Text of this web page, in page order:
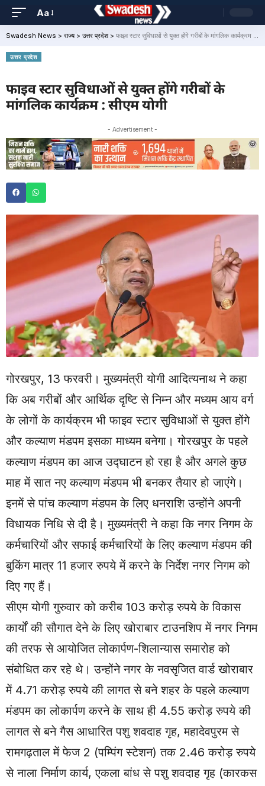
Aa
Swadesh News > राज्य> उत्तर प्रदेश> फाइव स्टार सुविधाओं से युक्त होंगे गरीबों के मांगलिक कार्यक्रम : सीएम योगी
उत्तर प्रदेश
फाइव स्टार सुविधाओं से युक्त होंगे गरीबों के
मांगलिक कार्यक्रम : सीएम योगी
- Advertisement -
गोरखपुर, 13 फरवरी। मुख्यमंत्री योगी आदित्यनाथ ने कहा
कि अब गरीबों और आर्थिक दृष्टि से निम्न और मध्यम आय वर्ग
के लोगों के कार्यक्रम भी फाइव स्टार सुविधाओं से युक्त होंगे
और कल्याण मंडपम इसका माध्यम बनेगा। गोरखपुर के पहले
कल्याण मंडपम का आज उद्घाटन हो रहा है और अगले कुछ
माह में सात नए कल्याण मंडपम भी बनकर तैयार हो जाएंगे।
इनमें से पांच कल्याण मंडपम के लिए धनराशि उन्होंने अपनी
विधायक निधि से दी है। मुख्यमंत्री ने कहा कि नगर निगम के
कर्मचारियों और सफाई कर्मचारियों के लिए कल्याण मंडपम की
बुकिंग मात्र 11 हजार रुपये में करने के निर्देश नगर निगम को
दिए गए हैं।
सीएम योगी गुरुवार को करीब 103 करोड़ रुपये के विकास
कार्यों की सौगात देने के लिए खोराबार टाउनशिप में नगर निगम
की तरफ से आयोजित लोकार्पण-शिलान्यास समारोह को
संबोधित कर रहे थे। उन्होंने नगर के नवसृजित वार्ड खोराबार
में 4.71 करोड़ रुपये की लागत से बने शहर के पहले कल्याण
मंडपम का लोकार्पण करने के साथ ही 4.55 करोड़ रुपये की
लागत से बने गैस आधारित पशु शवदाह गृह, महादेवपुरम से
रामगढ़ताल में फेज 2 (पम्पिंग स्टेशन) तक 2.46 करोड़ रुपये
से नाला निर्माण कार्य, एकला बांध से पशु शवदाह गृह (कारकस